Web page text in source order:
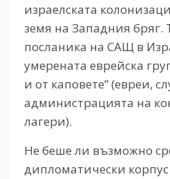
израелската
земя на Западния бряг.
посланика на САЩ в
умерената еврейска
и от каповете” (евреи,
администрацията на
лагери).
Не беше ли възможно
дипломатически